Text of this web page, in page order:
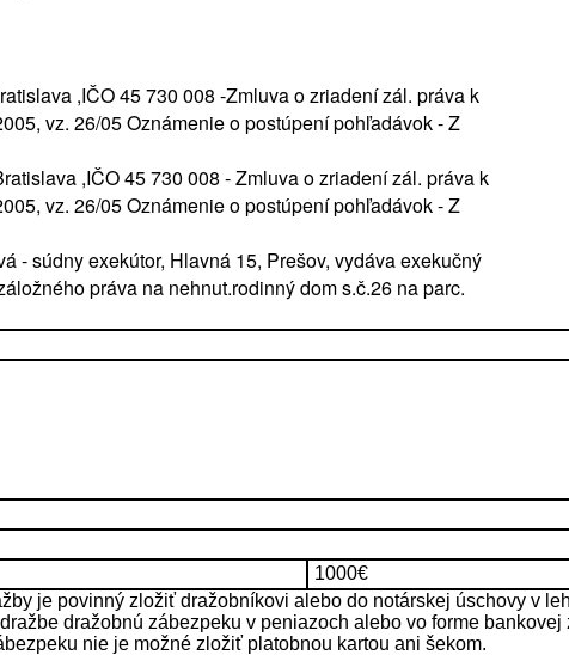
,IČO 45 730 008 -Zmluva o zriadení zál. práva k
vz. 26/05 Oznámenie o postúpení pohľadávok - Z
,IČO 45 730 008 - Zmluva o zriadení zál. práva k
vz. 26/05 Oznámenie o postúpení pohľadávok - Z
- súdny exekútor, Hlavná 15, Prešov, vydáva exekučný
práva na nehnut.rodinný dom s.č.26 na parc.
1000€
je povinný zložiť dražobníkovi alebo do notárskej úschovy v
dražobnú zábezpeku v peniazoch alebo vo forme bankovej
nie je možné zložiť platobnou kartou ani šekom.